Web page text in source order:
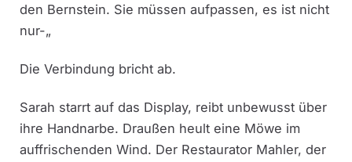
den Bernstein. Sie müssen aufpassen, es ist nicht
nur-„
Die Verbindung bricht ab.
Sarah starrt auf das Display, reibt unbewusst über
ihre Handnarbe. Draußen heult eine Möwe im
auffrischenden Wind. Der Restaurator Mahler, der